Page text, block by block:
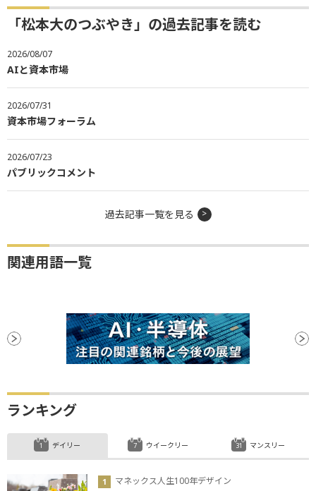
「松本大のつぶやき」の過去記事を読む
2026/08/07
AIと資本市場
2026/07/31
資本市場フォーラム
2026/07/23
パブリックコメント
過去記事一覧を見る
関連用語一覧
ランキング
デイリー
マネックス人生100年デザイン
ウイークリー マンスリー